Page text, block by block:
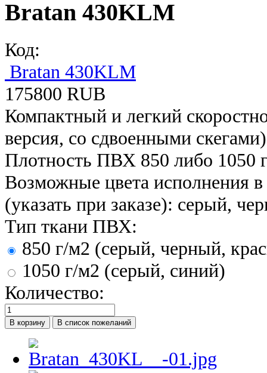
Bratan 430KLM
Код:
Bratan 430KLM
175800 RUB
Компактный и легкий
версия, со сдвоенными
Плотность ПВХ 850 либо 1050
Возможные цвета исполнения
(указать при заказе): серый,
Тип ткани ПВХ:
850 г/м2 (серый, черный,
1050 г/м2 (серый, синий)
Количество: